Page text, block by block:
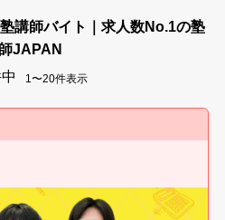
講師バイト｜求人数No.1の塾
JAPAN
1〜20件表示